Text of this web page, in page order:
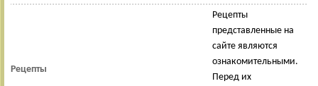
Рецепты
Рецепты
представленные на
сайте являются
ознакомительными.
Перед их